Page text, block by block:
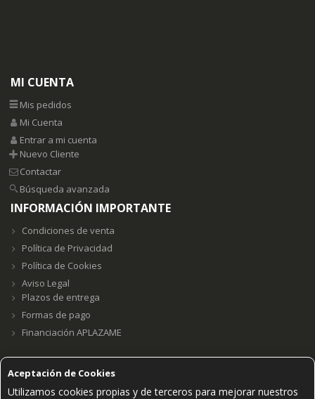
Aceptación de Cookies
Utilizamos cookies propias y de terceros para mejorar nuestros
MI CUENTA
Mis pedidos
Mi Cuenta
Entrar a mi cuenta
Nuevo Cliente
Contactar
Búsqueda avanzada
INFORMACIÓN IMPORTANTE
Condiciones de venta
Política de Privacidad
Política de Cookies
Aviso Legal
Plazos de entrega
Formas de pago
Financiación APLAZAME